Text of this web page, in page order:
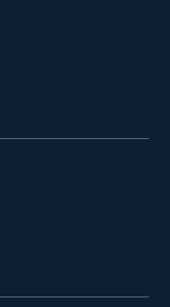
öffnen
Fenster öffnen
Fenster öffnen